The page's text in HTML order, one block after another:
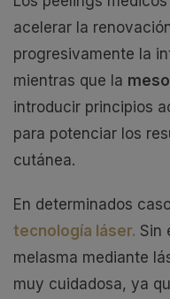
acelerar la
progresivamente la
mientras que la
introducir principios
para potenciar los
cutánea.
En determinados
tecnología láser. Sin
melasma mediante
muy cuidadosa, ya